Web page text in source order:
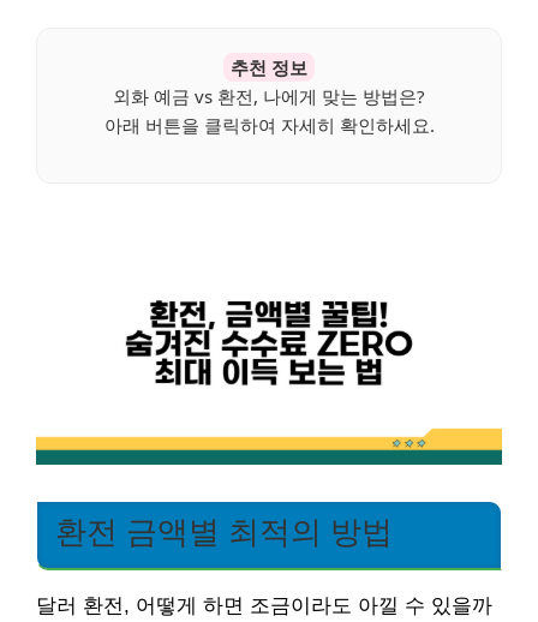
추천 정보
외화 예금 vs 환전, 나에게 맞는 방법은?
아래 버튼을 클릭하여 자세히 확인하세요.
환전 금액별 최적의 방법
달러 환전, 어떻게 하면 조금이라도 아낄 수 있을까